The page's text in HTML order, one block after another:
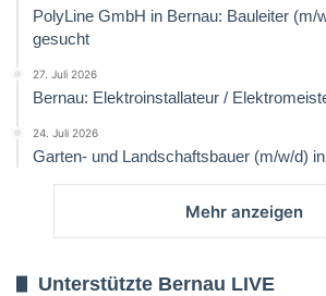
PolyLine GmbH in Bernau: Bauleiter (m/
gesucht
27. Juli 2026
Bernau: Elektroinstallateur /
24. Juli 2026
Garten- und Landschaftsbauer (m/w/d)
Mehr anzeigen
Unterstützte Bernau LIVE